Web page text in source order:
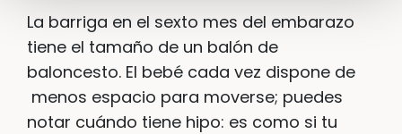
La barriga en el sexto mes del embarazo
tiene el tamaño de un balón de
baloncesto. El bebé cada vez dispone de
menos espacio para moverse; puedes
notar cuándo tiene hipo: es como si tu